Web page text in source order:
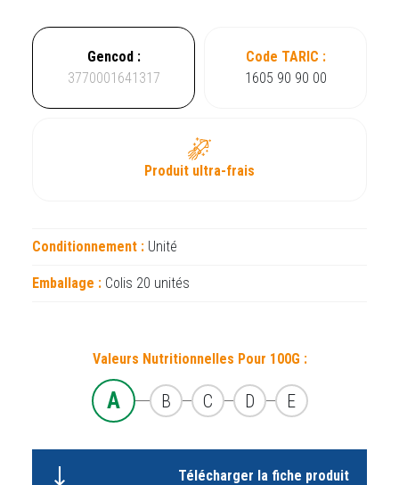
Gencod :
3770001641317
Code TARIC :
1605 90 90 00
Produit ultra-frais
Conditionnement : Unité
Emballage : Colis 20 unités
Valeurs Nutritionnelles Pour 100G :
A B C D E
Télécharger la fiche produit